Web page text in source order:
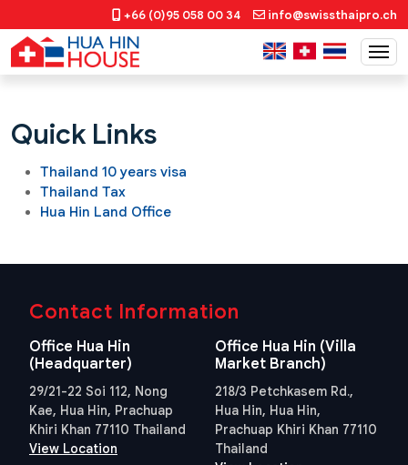
+66 (0)95 058 00 34 info@swissthaipro.ch
Quick Links
Thailand 10 years visa
Thailand Tax
Hua Hin Land Office
Contact Information
Office Hua Hin
(Headquarter)
29/21-22 Soi 112, Nong
Kae, Hua Hin, Prachuap
Khiri Khan 77110 Thailand
View Location
Office Hua Hin (Villa
Market Branch)
218/3 Petchkasem Rd.,
Hua Hin, Hua Hin,
Prachuap Khiri Khan 77110
Thailand